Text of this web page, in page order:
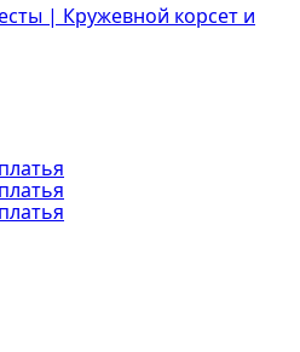
| Кружевной корсет и